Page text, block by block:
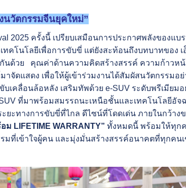
นวัตกรรมจีนยุคใหม่”
2025 ครั้งนี้ เปรียบเสมือนการประกาศพลังของแบ
ทคโนโลยีเพื่อการขับขี่ แต่ยังสะท้อนถึงบทบาทของ
นด้วย คุณค่าด้านความคิดสร้างสรรค์ ความก้าวห
จัดแสดง เพื่อให้ผู้เข้าร่วมงานได้สัมผัสนวัตกรรมอย่
เคลื่อนล้อหลัง เสริมทัพด้วย e-SUV ระดับพรีเมียมอ
SUV ที่มาพร้อมสมรรถนะเหนือชั้นและเทคโนโลยีอั
ะทางการขับขี่ที่ไกล ดีไซน์ที่โดดเด่น ภายในกว้าง
อม LIFETIME WARRANTY” ทั้งหมดนี้ พร้อมให้ทุก
มที่เข้าใจผู้คน และมุ่งมั่นสร้างสรรค์อนาคตที่ทุกคนเ